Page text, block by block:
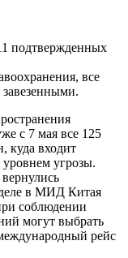
подтвержденных
все
с 7 мая все 125
куда входит
угрозы.
в МИД Китая
соблюдении
могут выбрать
рейс